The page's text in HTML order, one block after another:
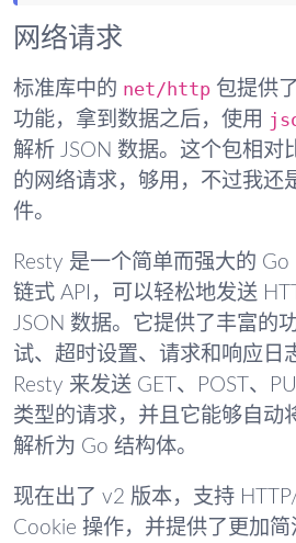
网络请求
标准库中的 net/http 包提供
功能，拿到数据之后，使用
解析 JSON 数据。这个包相对
的网络请求，够用，不过我还
件。
Resty 是一个简单而强大的
链式 API，可以轻松地发送
JSON 数据。它提供了丰富的
试、超时设置、请求和响应日
Resty 来发送 GET、POST、
类型的请求，并且它能够自动
解析为 Go 结构体。
现在出了 v2 版本，支持
Cookie 操作，并提供了更加简